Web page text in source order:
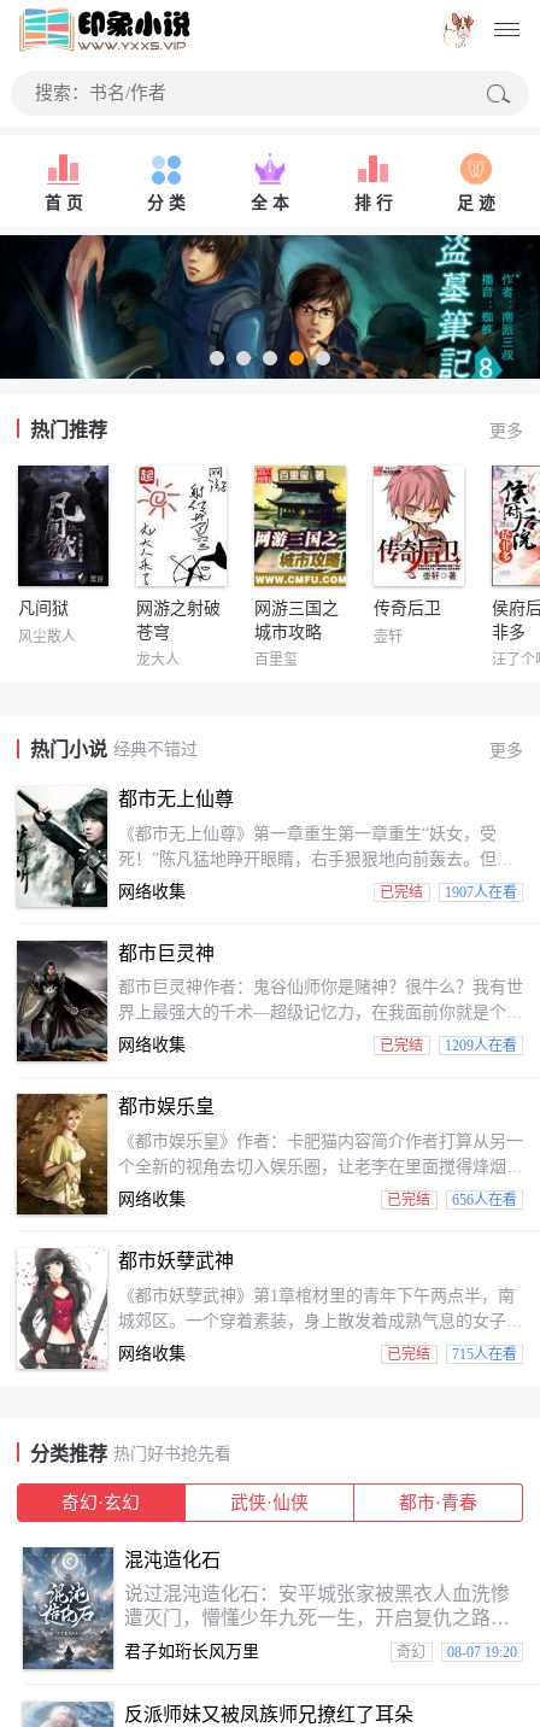
首 页 分 类 全 本 排 行 足 迹
热门推荐 更多
凡间狱
风尘散人
网游之射破
苍穹
龙大人
网游三国之
城市攻略
百里玺
传奇后卫
壶轩
侯府
非多
汪了个
热门小说 经典不错过 更多
都市无上仙尊
《都市无上仙尊》第一章重生第一章重生“妖女，受
死！”陈凡猛地睁开眼睛，右手狠狠地向前轰去。但接
着，他便愣住了。只见眼前是一个穿着黑色流苏裙的美
狠狠咬着牙，森然说道，这个陈凡，上课睡觉，反了他
了！看着秦雨娆那愤怒的神情，陈凡带着一丝茫然地向
四周看去，只见这里乃是一个陌生的课堂，此时，一众
学生正带着震惊之...
网络收集 已完结 1907人在看
都市巨灵神
都市巨灵神作者：鬼谷仙师你是赌神？很牛么？我有世
界上最强大的千术—超级记忆力，在我面前你就是个
渣。你是象人族第一高手？家伙事巨大到无人能比？我
又知道我是谁么？你女朋友很漂亮？别逗了，真不想打
击你，你知道什么是美女么？看看我身边这些女人吧！
你还会捡漏？用得着这么麻烦么？我就算是地上随便捡
块石头，都能卖上十...
网络收集 已完结 1209人在看
都市娱乐皇
《都市娱乐皇》作者：卡肥猫内容简介作者打算从另一
个全新的视角去切入娱乐圈，让老李在里面搅得烽烟四
起，鸡飞狗跳。华语娱乐文，让我们从心出发，打造娱
模特、警花、萝莉、御姐，虽然不是我们的菜，但是我
们爱！！君临娱乐，我们不但要打破规则，更要创造规
则！第一章网络水军“作业的负担真的很令人困扰，
亲，你有想减轻负担...
网络收集 已完结 656人在看
都市妖孽武神
《都市妖孽武神》第1章棺材里的青年下午两点半，南
城郊区。一个穿着素装，身上散发着成熟气息的女子蹲
在一座坟墓面前，正在烧着纸钱。当最后一叠纸钱烧掉
我现在已经站在了山巅，而你却长眠在了地下，你失约
的在坟墓面前站了十...
网络收集 已完结 715人在看
分类推荐 热门好书抢先看
奇幻·玄幻 武侠·仙侠 都市·青春
混沌造化石
说过混沌造化石：安平城张家被黑衣人血洗惨
遭灭门，懵懂少年九死一生，开启复仇之路；
闯神塔，踏上剑修之旅；血之墟，习得虚空秘
法；天源州，成就无上佛、道大法；为救挚爱
行本源。为报灭门之仇，从小镇安平城、白帝
君子如珩长风万里 奇幻 08-07 19:20
反派师妹又被凤族师兄撩红了耳朵